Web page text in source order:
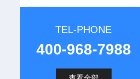
TEL-PHONE
400-968-7988